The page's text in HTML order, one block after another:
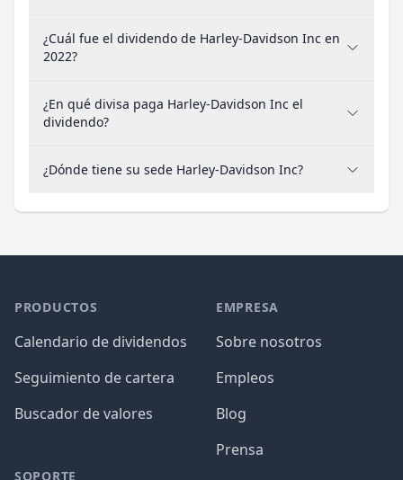
¿Cuál fue el dividendo de Harley-Davidson Inc en
2022?
¿En qué divisa paga Harley-Davidson Inc el
dividendo?
¿Dónde tiene su sede Harley-Davidson Inc?
PRODUCTOS
Calendario de dividendos
Seguimiento de cartera
Buscador de valores
SOPORTE
EMPRESA
Sobre nosotros
Empleos
Blog
Prensa